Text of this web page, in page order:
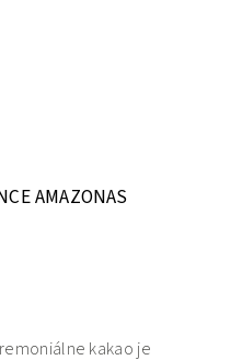
AMAZONAS
kakao je